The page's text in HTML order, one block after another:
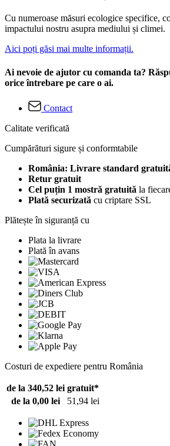
Cu numeroase măsuri ecologice specifice,
impactului nostru asupra mediului și climei.
Aici poți găsi mai multe informații.
Ai nevoie de ajutor cu comanda ta?
orice întrebare pe care o ai.
Contact
Calitate verificată
Cumpărături sigure și conformtabile
România: Livrare standard
Retur gratuit
Cel puțin 1 mostră gratuită la
Plată securizată cu criptare SSL
Plătește în siguranță cu
Plata la livrare
Plată în avans
Costuri de expediere pentru România
de la 340,52 lei gratuit*
de la 0,00 lei
51,94 lei